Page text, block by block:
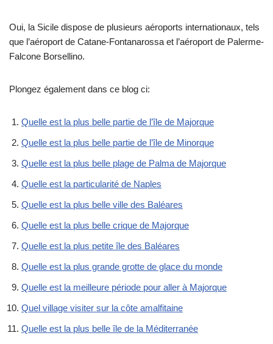
Oui, la Sicile dispose de plusieurs aéroports internationaux, tels
que l’aéroport de Catane-Fontanarossa et l’aéroport de Palerme-
Falcone Borsellino.
Plongez également dans ce blog ci:
Quelle est la plus belle partie de l’île de Majorque
Quelle est la plus belle partie de l’île de Minorque
Quelle est la plus belle plage de Palma de Majorque
Quelle est la particularité de Naples
Quelle est la plus belle ville des Baléares
Quelle est la plus belle crique de Majorque
Quelle est la plus petite île des Baléares
Quelle est la plus grande grotte de glace du monde
Quelle est la meilleure période pour aller à Majorque
Quel village visiter sur la côte amalfitaine
Quelle est la plus belle île de la Méditerranée